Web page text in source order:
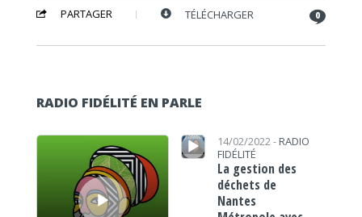
PARTAGER TÉLÉCHARGER 0
RADIO FIDÉLITÉ EN PARLE
Lecteur audio
Lecteur audio 14/02/2022 - RADIO
FIDÉLITÉ
La gestion des
déchets de
Nantes